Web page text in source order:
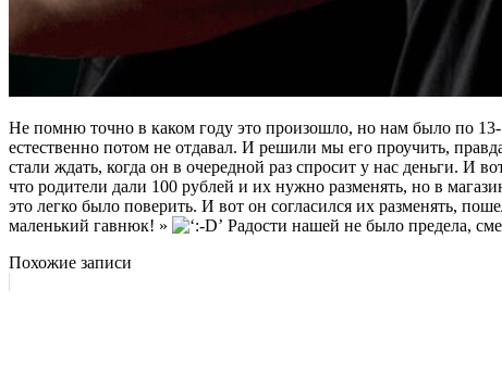
Не помню точно в каком году это произошло, но нам было по 13-
естественно потом не отдавал. И решили мы его проучить,
стали ждать, когда он в очередной раз спросит у нас деньги. И
что родители дали 100 рублей и их нужно разменять, но в
это легко было поверить. И вот он согласился их разменять,
маленький гавнюк! »
Радости нашей не было предела,
Похожие записи